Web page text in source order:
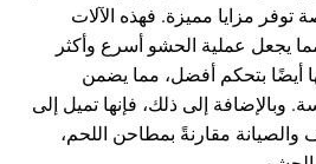
توفر مزايا مميزة. فهذه الآلات
يجعل عملية الحشو أسرع وأكثر
أيضًا بتحكم أفضل، مما يضمن
وبالإضافة إلى ذلك، فإنها تميل إلى
مقارنةً بمطاحن اللحم،